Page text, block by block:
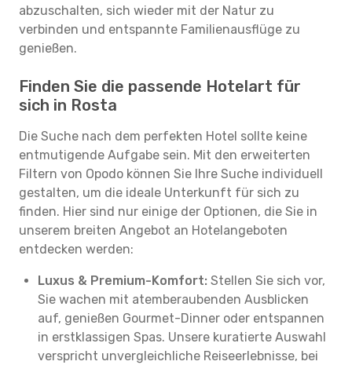
abzuschalten, sich wieder mit der Natur zu
verbinden und entspannte Familienausflüge zu
genießen.
Finden Sie die passende Hotelart für
sich in Rosta
Die Suche nach dem perfekten Hotel sollte keine
entmutigende Aufgabe sein. Mit den erweiterten
Filtern von Opodo können Sie Ihre Suche individuell
gestalten, um die ideale Unterkunft für sich zu
finden. Hier sind nur einige der Optionen, die Sie in
unserem breiten Angebot an Hotelangeboten
entdecken werden:
Luxus & Premium-Komfort: Stellen Sie sich vor,
Sie wachen mit atemberaubenden Ausblicken
auf, genießen Gourmet-Dinner oder entspannen
in erstklassigen Spas. Unsere kuratierte Auswahl
verspricht unvergleichliche Reiseerlebnisse, bei